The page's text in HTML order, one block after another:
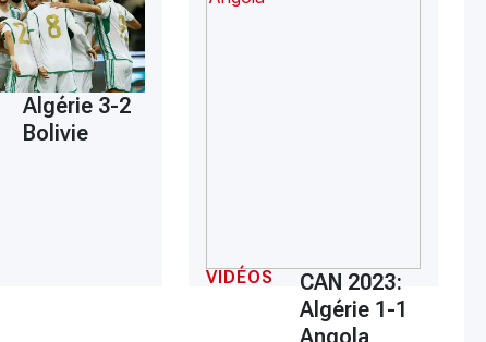
Algérie 3-2
Bolivie
VIDÉOS
CAN 2023:
Algérie 1-1